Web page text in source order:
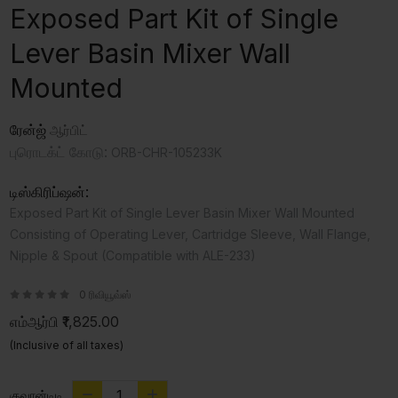
Exposed Part Kit of Single
Lever Basin Mixer Wall
Mounted
ரேன்ஜ் ஆர்பிட்
டிஸ்கிரிப்ஷன்:
0 ரிவியூவ்ஸ்
எம்ஆர்பி ₹1,825.00
(Inclusive of all taxes)
குவான்டிடி